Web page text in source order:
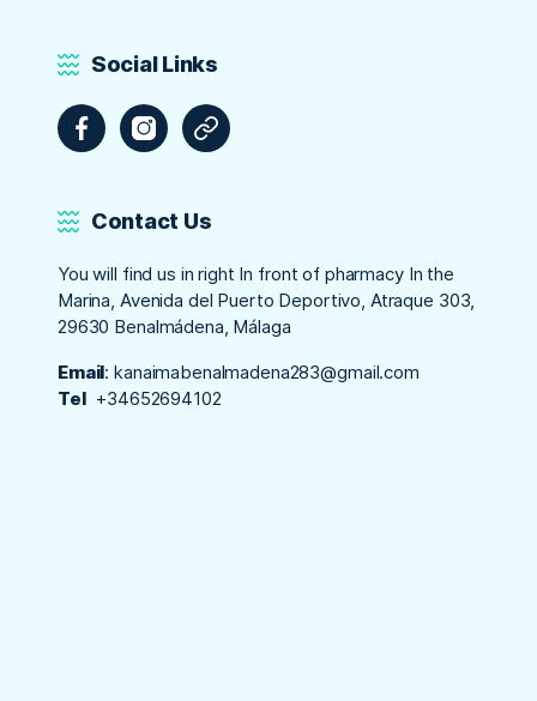
Social Links
FacebookInstagramTripadvisor
Contact Us
You will find us in right In front of pharmacy In the
Marina, Avenida del Puerto Deportivo, Atraque 303,
29630 Benalmádena, Málaga
Email:kanaimabenalmadena283@gmail.com
Tel +34652694102